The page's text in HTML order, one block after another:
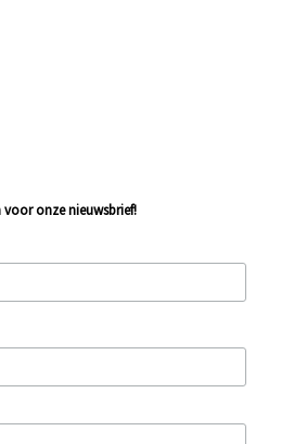
voor onze nieuwsbrief!